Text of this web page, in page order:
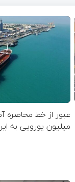
عبور از خط محاصره
میلیون یورویی به